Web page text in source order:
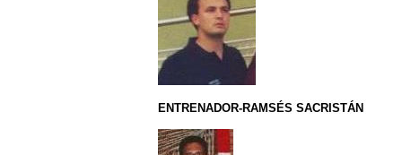
ENTRENADOR-RAMSÉS SACRISTÁN